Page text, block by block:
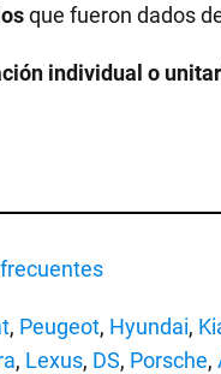
que fueron dados
individual o
, Peugeot, Hyundai,
, Lexus, DS, Porsche,